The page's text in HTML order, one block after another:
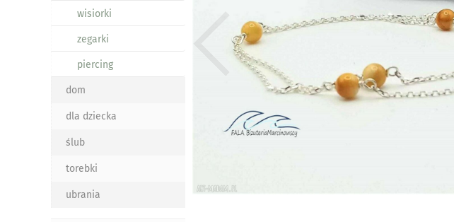
wisiorki
zegarki
piercing
dom
dla dziecka
ślub
torebki
ubrania